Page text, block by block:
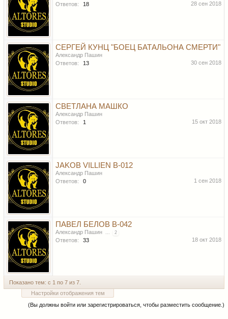
Ответов:
18 28 сен 2018
СЕРГЕЙ КУНЦ "БОЕЦ БАТАЛЬОНА СМЕРТИ"
Александр Пашин
Ответов:
13 30 сен 2018
СВЕТЛАНА МАШКО
Александр Пашин
Ответов:
1 15 окт 2018
JAKOB VILLIEN B-012
Александр Пашин
Ответов:
0 1 сен 2018
ПАВЕЛ БЕЛОВ В-042
Александр Пашин ... 2
Ответов: 33 18 окт 2018
Показано тем: с 1 по 7 из 7.
Настройки отображения тем
(Вы должны войти или зарегистрироваться, чтобы разместить сообщение.)